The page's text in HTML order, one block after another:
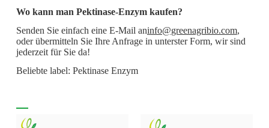
Wo kann man Pektinase-Enzym kaufen?
Senden Sie einfach eine E-Mail aninfo@greenagribio.com,
oder übermitteln Sie Ihre Anfrage in unterster Form, wir sind
jederzeit für Sie da!
Beliebte label: Pektinase Enzym